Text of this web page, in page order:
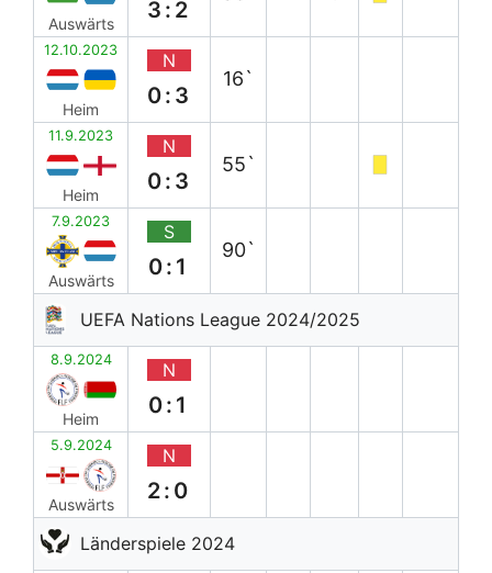
Auswärts
3:2
12.10.2023
Heim
N
0:3
16`
11.9.2023
Heim
N
0:3
55`
7.9.2023
Auswärts
S
0:1
90`
UEFA Nations League 2024/2025
8.9.2024
Heim
N
0:1
5.9.2024
Auswärts
N
2:0
Länderspiele 2024